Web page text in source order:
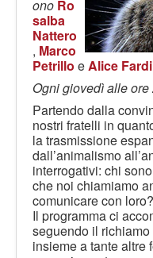
PODCAST
EVENTI
PRESS
CONTATTI
ono Ro
salba
Nattero
, Marco
Petrillo eAlice
Ogni giovedì alle ore
Partendo dalla
nostri fratelli in
la trasmissione
dall’animalismo
interrogativi: chi
che noi chiamiamo
comunicare con loro?
Il programma ci
seguendo il
insieme a tante altre